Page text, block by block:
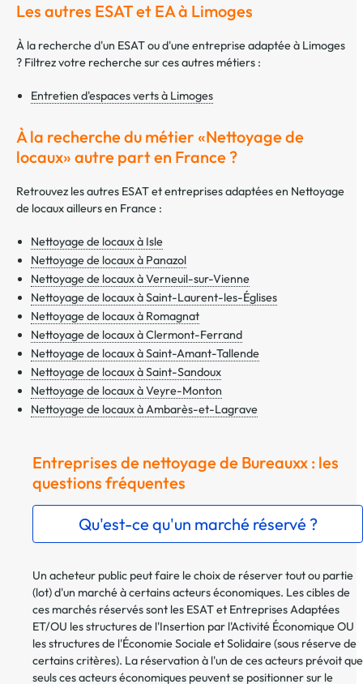
Les autres ESAT et EA à Limoges
À la recherche d'un ESAT ou d'une entreprise adaptée à Limoges
? Filtrez votre recherche sur ces autres métiers :
Entretien d'espaces verts à Limoges
À la recherche du métier «Nettoyage de
locaux» autre part en France ?
Retrouvez les autres ESAT et entreprises adaptées en Nettoyage
de locaux ailleurs en France :
Nettoyage de locaux à Isle
Nettoyage de locaux à Panazol
Nettoyage de locaux à Verneuil-sur-Vienne
Nettoyage de locaux à Saint-Laurent-les-Églises
Nettoyage de locaux à Romagnat
Nettoyage de locaux à Clermont-Ferrand
Nettoyage de locaux à Saint-Amant-Tallende
Nettoyage de locaux à Saint-Sandoux
Nettoyage de locaux à Veyre-Monton
Nettoyage de locaux à Ambarès-et-Lagrave
Entreprises de nettoyage de Bureauxx : les
questions fréquentes
Qu'est-ce qu'un marché réservé ?
Un acheteur public peut faire le choix de réserver tout ou partie
(lot) d'un marché à certains acteurs économiques. Les cibles de
ces marchés réservés sont les ESAT et Entreprises Adaptées
ET/OU les structures de l'Insertion par l'Activité Économique OU
les structures de l'Économie Sociale et Solidaire (sous réserve de
certains critères). La réservation à l'un de ces acteurs prévoit que
seuls ces acteurs économiques peuvent se positionner sur le